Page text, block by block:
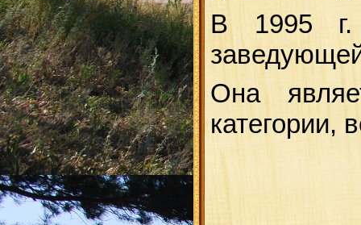
В 1995 г.
Она
категории,